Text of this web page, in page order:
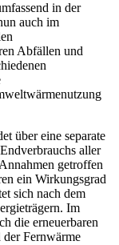
in der
auch im
Abfällen und
über eine separate
aller
getroffen
ein Wirkungsgrad
sich nach dem
Im
die erneuerbaren
Fernwärme